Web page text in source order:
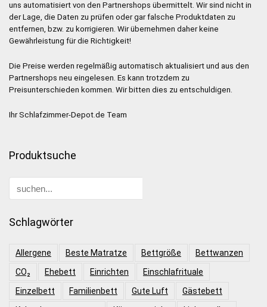
uns automatisiert von den Partnershops übermittelt. Wir sind nicht in
der Lage, die Daten zu prüfen oder gar falsche Produktdaten zu
entfernen, bzw. zu korrigieren. Wir übernehmen daher keine
Gewährleistung für die Richtigkeit!
Die Preise werden regelmäßig automatisch aktualisiert und aus den
Partnershops neu eingelesen. Es kann trotzdem zu
Preisunterschieden kommen. Wir bitten dies zu entschuldigen.
Ihr Schlafzimmer-Depot.de Team
Produktsuche
Schlagwörter
Allergene Beste Matratze Bettgröße
Bettwanzen
CO₂
Ehebett Einrichten
Einschlafrituale
Einzelbett
Familienbett Gute Luft
Gästebett